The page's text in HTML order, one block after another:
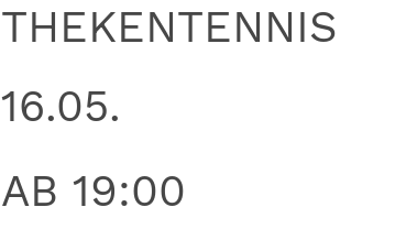
THEKENTENNIS
16.05.
AB 19:00